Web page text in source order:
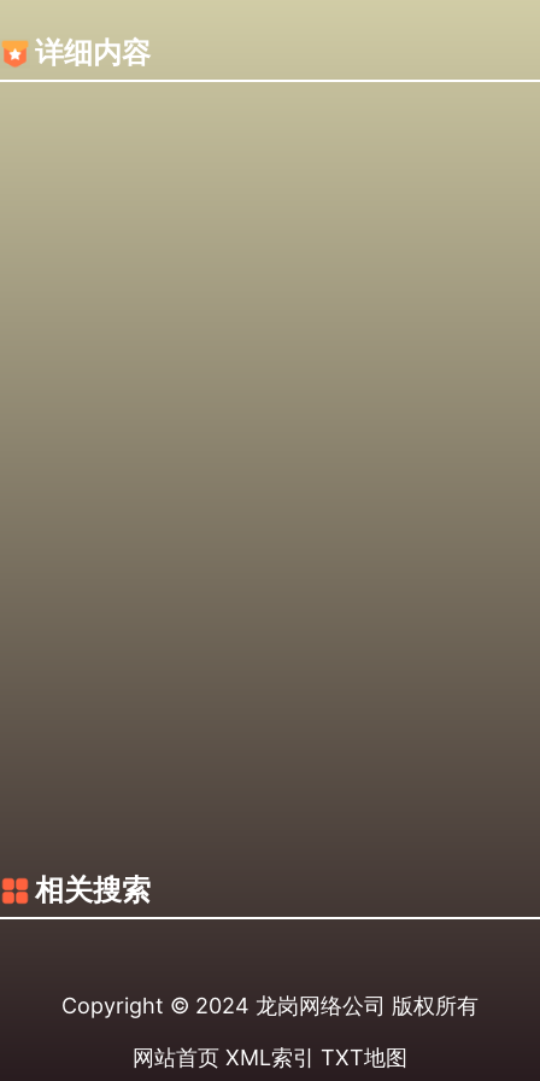
详细内容
相关搜索
Copyright © 2024 龙岗网络公司 版权所有
网站首页 XML索引 TXT地图